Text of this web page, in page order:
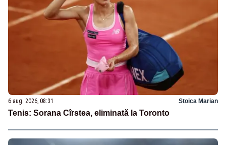
6 aug. 2026, 08:31 Stoica Marian
Tenis: Sorana Cîrstea, eliminată la Toronto